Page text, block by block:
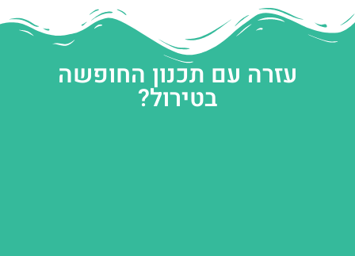
עזרה עם תכנון החופשה
בטירול?